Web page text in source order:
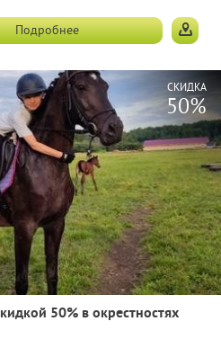
Подробнее
СКИДКА
50%
50% в окрестностях